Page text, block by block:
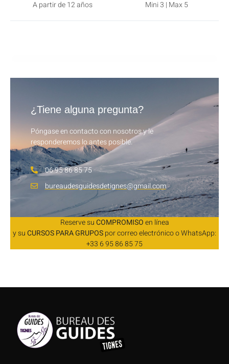
A partir de 12 años Mini 3 | Max 5
¿Tiene alguna pregunta?
Póngase en contacto con nosotros y le
responderemos lo antes posible.
06 95 86 85 75
bureaudesguidesdetignes@gmail.com
Reserve suCOMPROMISOen línea
y suCURSOS PARA GRUPOSpor correo electrónico o WhatsApp:
+33 6 95 86 85 75